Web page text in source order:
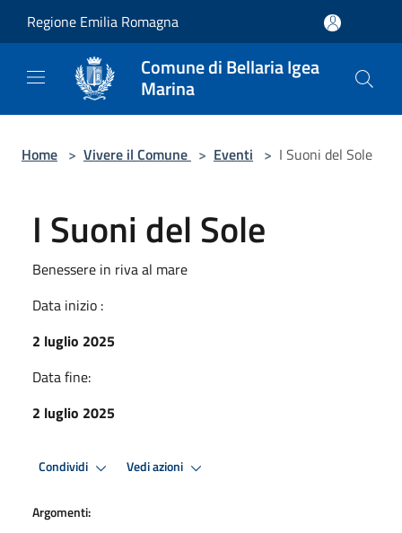
Regione Emilia Romagna
Comune di Bellaria Igea
Marina
Home > Vivere il Comune > Eventi > I Suoni del Sole
I Suoni del Sole
Benessere in riva al mare
Data inizio :
2 luglio 2025
Data fine:
2 luglio 2025
Condividi Vedi azioni
Argomenti: